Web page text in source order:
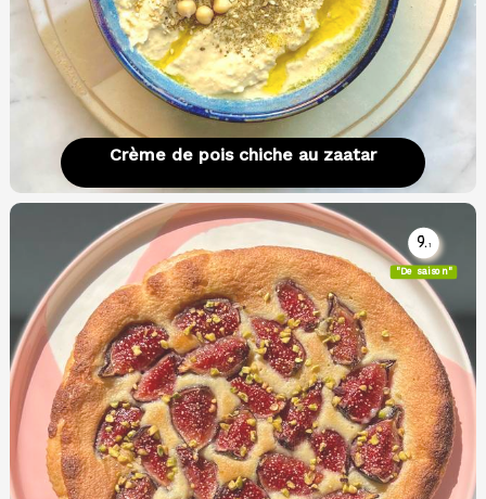
Crème de pois chiche au zaatar
9.1
"De saison"